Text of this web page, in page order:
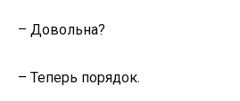
– Довольна?
– Теперь порядок.